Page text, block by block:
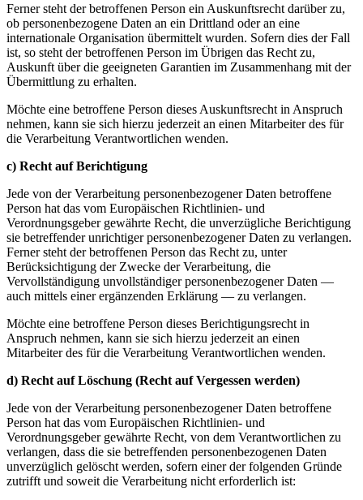
Ferner steht der betroffenen Person ein Auskunftsrecht darüber zu,
ob personenbezogene Daten an ein Drittland oder an eine
internationale Organisation übermittelt wurden. Sofern dies der Fall
ist, so steht der betroffenen Person im Übrigen das Recht zu,
Auskunft über die geeigneten Garantien im Zusammenhang mit der
Übermittlung zu erhalten.
Möchte eine betroffene Person dieses Auskunftsrecht in Anspruch
nehmen, kann sie sich hierzu jederzeit an einen Mitarbeiter des für
die Verarbeitung Verantwortlichen wenden.
c) Recht auf Berichtigung
Jede von der Verarbeitung personenbezogener Daten betroffene
Person hat das vom Europäischen Richtlinien- und
Verordnungsgeber gewährte Recht, die unverzügliche Berichtigung
sie betreffender unrichtiger personenbezogener Daten zu verlangen.
Ferner steht der betroffenen Person das Recht zu, unter
Berücksichtigung der Zwecke der Verarbeitung, die
Vervollständigung unvollständiger personenbezogener Daten —
auch mittels einer ergänzenden Erklärung — zu verlangen.
Möchte eine betroffene Person dieses Berichtigungsrecht in
Anspruch nehmen, kann sie sich hierzu jederzeit an einen
Mitarbeiter des für die Verarbeitung Verantwortlichen wenden.
d) Recht auf Löschung (Recht auf Vergessen werden)
Jede von der Verarbeitung personenbezogener Daten betroffene
Person hat das vom Europäischen Richtlinien- und
Verordnungsgeber gewährte Recht, von dem Verantwortlichen zu
verlangen, dass die sie betreffenden personenbezogenen Daten
unverzüglich gelöscht werden, sofern einer der folgenden Gründe
zutrifft und soweit die Verarbeitung nicht erforderlich ist: